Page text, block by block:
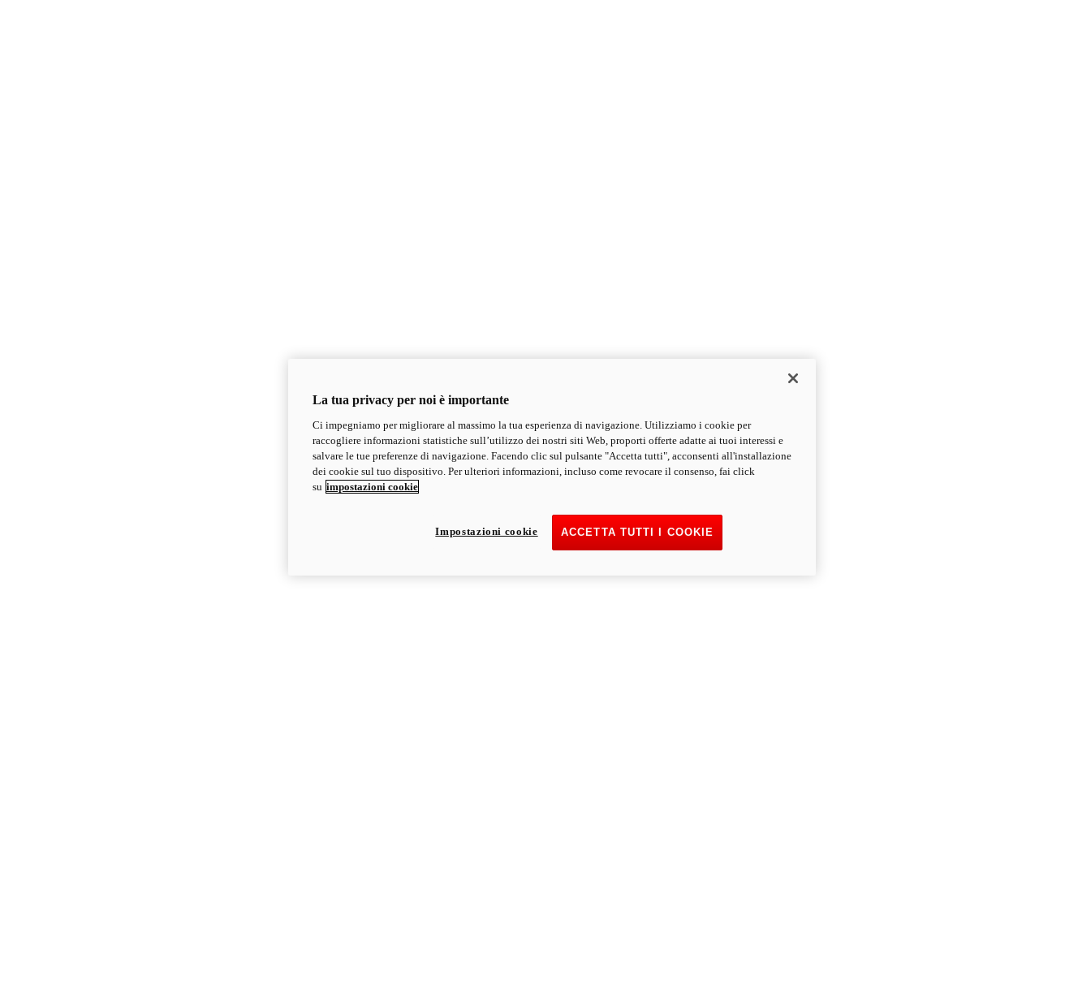
La tua privacy per noi è importante
Ci impegniamo per migliorare al massimo la tua esperienza di navigazione. Utilizziamo i cookie per
raccogliere informazioni statistiche sull’utilizzo dei nostri siti Web, proporti offerte adatte ai tuoi interessi e
salvare le tue preferenze di navigazione. Facendo clic sul pulsante "Accetta tutti", acconsenti all'installazione
dei cookie sul tuo dispositivo. Per ulteriori informazioni, incluso come revocare il consenso, fai click
su impostazioni cookie
ACCETTA TUTTI I COOKIE
Impostazioni cookie